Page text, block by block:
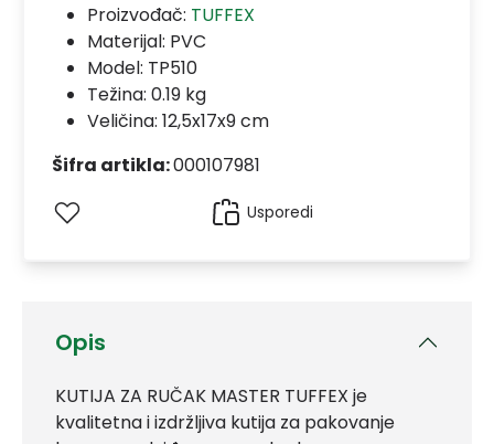
Opis
KUTIJA ZA RUČAK MASTER TUFFEX je
kvalitetna i izdržljiva kutija za pakovanje
Proizvođač: TUFFEX
Materijal: PVC
Model: TP510
Težina: 0.19 kg
Veličina: 12,5x17x9 cm
Šifra artikla:000107981
Usporedi